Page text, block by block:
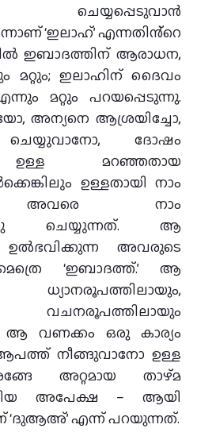
‘ഇലാഹ്’ എന്നതിൻ്റെ
ഇബാദത്തിന് ആരാധന,
ഇലാഹിന് ദൈവം
മറ്റും പറയപ്പെടുന്നു.
അന്യനെ ആശ്രയിച്ചോ,
ദോഷം
മറഞ്ഞതായ
ഉള്ളതായി നാം
അവരെ നാം
ചെയ്യുന്നത്. ആ
അവരുടെ
‘ഇബാദത്ത്.’ ആ
വചനരൂപത്തിലായും
ആ വണക്കം ഒരു കാര്യം
നീങ്ങുവാനോ ഉള്ള
അറ്റമായ താഴ്‌മ
അപേക്ഷ – ആയി
എന്ന് പറയുന്നത്.